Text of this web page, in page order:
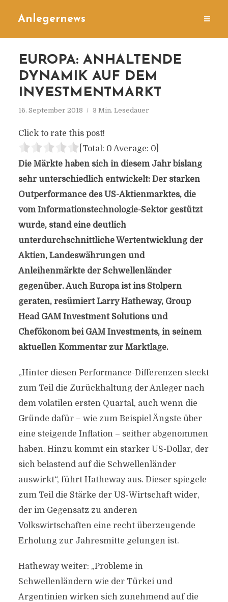
Anlegernews
EUROPA: ANHALTENDE
DYNAMIK AUF DEM
INVESTMENTMARKT
16. September 2018 3 Min. Lesedauer
Click to rate this post!
[Total: 0 Average: 0]
Die Märkte haben sich in diesem Jahr bislang
sehr unterschiedlich entwickelt: Der starken
Outperformance des US-Aktienmarktes, die
vom Informationstechnologie-Sektor gestützt
wurde, stand eine deutlich
unterdurchschnittliche Wertentwicklung der
Aktien, Landeswährungen und
Anleihenmärkte der Schwellenländer
gegenüber. Auch Europa ist ins Stolpern
geraten, resümiert Larry Hatheway, Group
Head GAM Investment Solutions und
Chefökonom bei GAM Investments, in seinem
aktuellen Kommentar zur Marktlage.
„Hinter diesen Performance-Differenzen steckt
zum Teil die Zurückhaltung der Anleger nach
dem volatilen ersten Quartal, auch wenn die
Gründe dafür – wie zum Beispiel Ängste über
eine steigende Inflation – seither abgenommen
haben. Hinzu kommt ein starker US-Dollar, der
sich belastend auf die Schwellenländer
auswirkt“, führt Hatheway aus. Dieser spiegele
zum Teil die Stärke der US-Wirtschaft wider,
der im Gegensatz zu anderen
Volkswirtschaften eine recht überzeugende
Erholung zur Jahresmitte gelungen ist.
Hatheway weiter: „Probleme in
Schwellenländern wie der Türkei und
Argentinien wirken sich zunehmend auf die